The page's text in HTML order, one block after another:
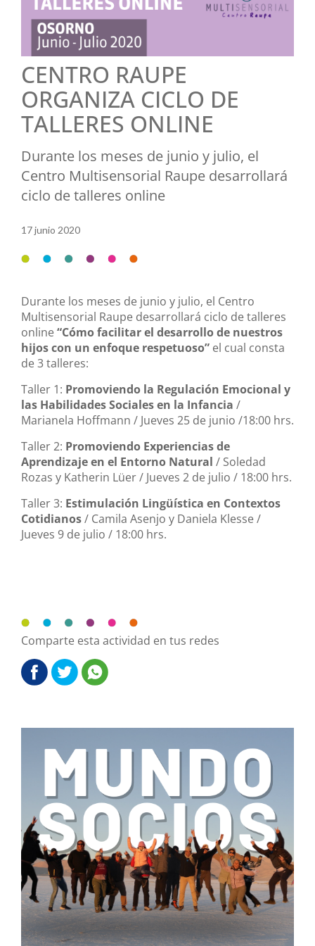
CENTRO RAUPE
ORGANIZA CICLO DE
TALLERES ONLINE
Durante los meses de junio y julio, el
Centro Multisensorial Raupe desarrollará
ciclo de talleres online
17 junio 2020
Durante los meses de junio y julio, el Centro
Multisensorial Raupe desarrollará ciclo de talleres
online“Cómo facilitar el desarrollo de nuestros
hijos con un enfoque respetuoso” el cual consta
de 3 talleres:
Taller 1: Promoviendo la Regulación Emocional y
las Habilidades Sociales en la Infancia /
Marianela Hoffmann / Jueves 25 de junio /18:00 hrs.
Taller 2: Promoviendo Experiencias de
Aprendizaje en el Entorno Natural / Soledad
Rozas y Katherin Lüer / Jueves 2 de julio / 18:00 hrs.
Taller 3: Estimulación Lingüística en Contextos
Cotidianos/ Camila Asenjo y Daniela Klesse /
Jueves 9 de julio / 18:00 hrs.
Comparte esta actividad en tus redes